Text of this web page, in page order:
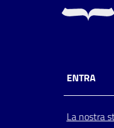
ENTRA
La nostra